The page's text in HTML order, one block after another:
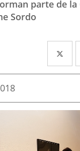
parte de la
Sordo
a